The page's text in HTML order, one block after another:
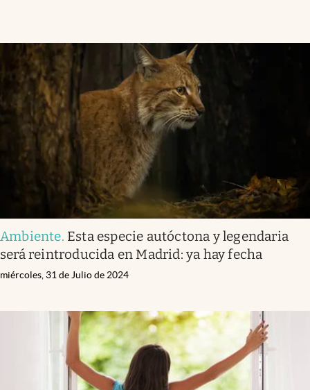
Ambiente. Esta especie autóctona y legendaria
será reintroducida en Madrid: ya hay fecha
miércoles, 31 de Julio de 2024